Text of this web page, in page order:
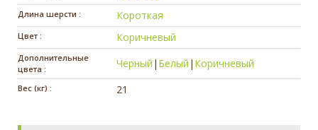
Длина шерсти : Короткая
Цвет : Коричневый
Дополнительные
цвета :
Черный | Белый | Коричневый
Вес (кг) : 21